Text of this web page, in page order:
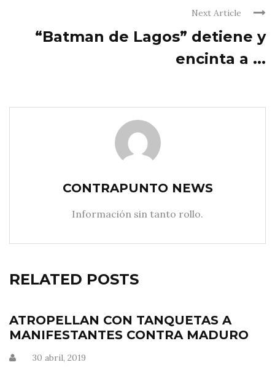
Next Article
“Batman de Lagos” detiene y
encinta a ...
CONTRAPUNTO NEWS
Información sin tanto rollo.
RELATED POSTS
ATROPELLAN CON TANQUETAS A
MANIFESTANTES CONTRA MADURO
30 abril, 2019